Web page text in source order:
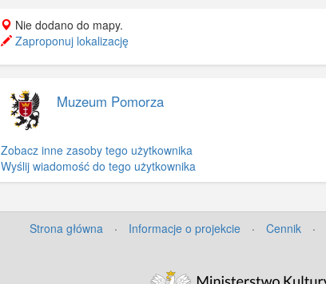
Nie dodano do mapy.
Zaproponuj lokalizację
Muzeum Pomorza
Zobacz inne zasoby tego użytkownika
Wyślij wiadomość do tego użytkownika
Strona główna · Informacje o projekcie · Cennik ·